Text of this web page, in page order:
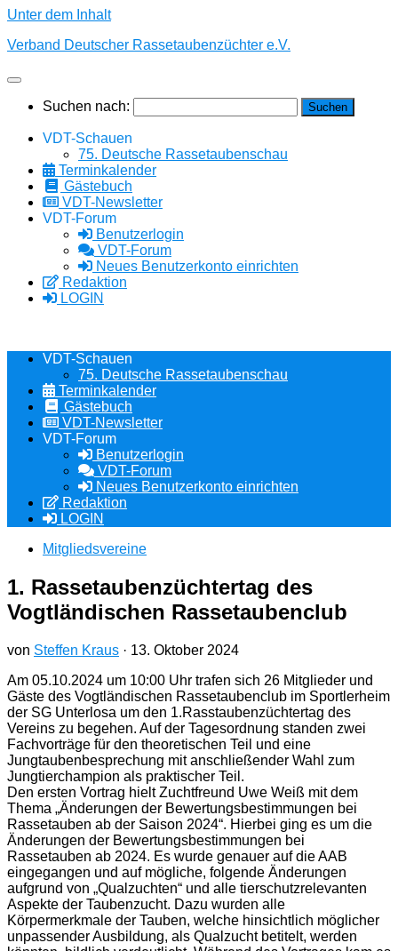
Unter dem Inhalt
Verband Deutscher Rassetaubenzüchter e.V.
Suchen nach:
VDT-Schauen
75. Deutsche Rassetaubenschau
Terminkalender
Gästebuch
VDT-Newsletter
VDT-Forum
Benutzerlogin
VDT-Forum
Neues Benutzerkonto einrichten
Redaktion
LOGIN
VDT-Schauen
75. Deutsche Rassetaubenschau
Terminkalender
Gästebuch
VDT-Newsletter
VDT-Forum
Benutzerlogin
VDT-Forum
Neues Benutzerkonto einrichten
Redaktion
LOGIN
Mitgliedsvereine
1. Rassetaubenzüchtertag des
Vogtländischen Rassetaubenclub
von Steffen Kraus · 13. Oktober 2024
Am 05.10.2024 um 10:00 Uhr trafen sich 26 Mitglieder und
Gäste des Vogtländischen Rassetaubenclub im Sportlerheim
der SG Unterlosa um den 1.Rasstaubenzüchtertag des
Vereins zu begehen. Auf der Tagesordnung standen zwei
Fachvorträge für den theoretischen Teil und eine
Jungtaubenbesprechung mit anschließender Wahl zum
Jungtierchampion als praktischer Teil.
Den ersten Vortrag hielt Zuchtfreund Uwe Weiß mit dem
Thema „Änderungen der Bewertungsbestimmungen bei
Rassetauben ab der Saison 2024“. Hierbei ging es um die
Änderungen der Bewertungsbestimmungen bei
Rassetauben ab 2024. Es wurde genauer auf die AAB
eingegangen und auf mögliche, folgende Änderungen
aufgrund von „Qualzuchten“ und alle tierschutzrelevanten
Aspekte der Taubenzucht. Dazu wurden alle
Körpermerkmale der Tauben, welche hinsichtlich möglicher
unpassender Ausbildung, als Qualzucht betitelt, werden